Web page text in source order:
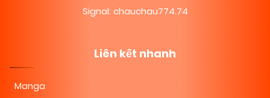
Signal: chauchau774.74
Liên kết nhanh
Manga